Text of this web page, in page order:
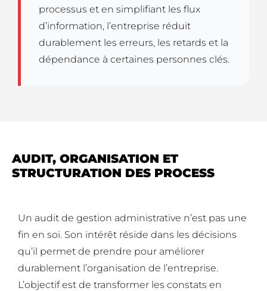
processus et en simplifiant les flux
d’information, l’entreprise réduit
durablement les erreurs, les retards et la
dépendance à certaines personnes clés.
AUDIT, ORGANISATION ET
STRUCTURATION DES PROCESS
Un audit de gestion administrative n’est pas une
fin en soi. Son intérêt réside dans les décisions
qu’il permet de prendre pour améliorer
durablement l’organisation de l’entreprise.
L’objectif est de transformer les constats en